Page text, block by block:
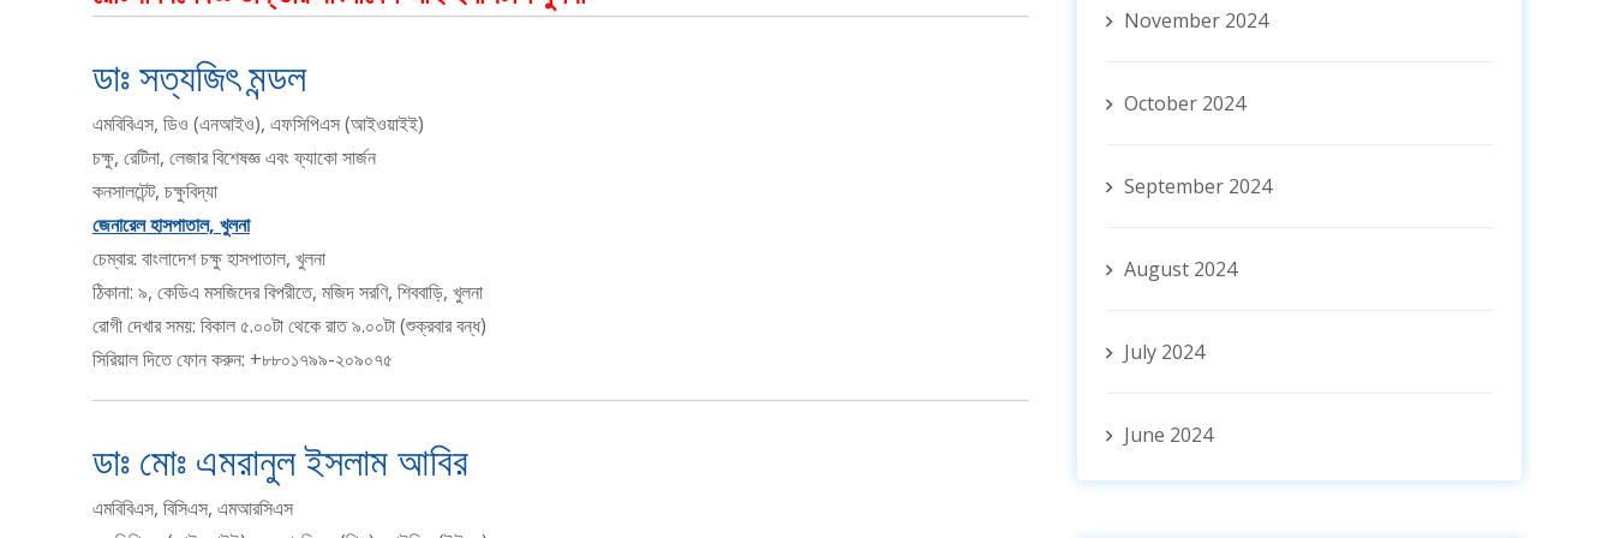
November 2024
October 2024
September 2024
August 2024
July 2024
June 2024
ডাঃ সত্যজিৎ মন্ডল
এমবিবিএস, ডিও (এনআইও), এফসিপিএস (আইওয়াইই)
চক্ষু, রেটিনা, লেজার বিশেষজ্ঞ এবং ফ্যাকো সার্জন
কনসালটেন্ট, চক্ষুবিদ্যা
জেনারেল হাসপাতাল, খুলনা
চেম্বার: বাংলাদেশ চক্ষু হাসপাতাল, খুলনা
ঠিকানা: ৯, কেডিএ মসজিদের বিপরীতে, মজিদ সরণি, শিববাড়ি, খুলনা
রোগী দেখার সময়: বিকাল ৫.০০টা থেকে রাত ৯.০০টা (শুক্রবার বন্ধ)
সিরিয়াল দিতে ফোন করুন: +৮৮০১৭৯৯-২০৯০৭৫
ডাঃ মোঃ এমরানুল ইসলাম আবির
এমবিবিএস, বিসিএস, এমআরসিএস